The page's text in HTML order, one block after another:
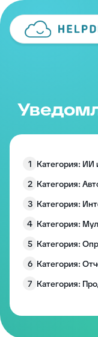
1 Категория: ИИ
2 Категория:
3 Категория:
4 Категория:
5 Категория:
6 Категория:
7 Категория: